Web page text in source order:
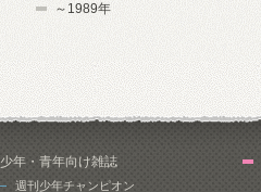
～1989年
少年・青年向け雑誌
週刊少年チャンピオン